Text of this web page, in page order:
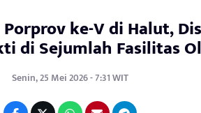
ke-V di Halut,
di Sejumlah Fasilitas
Senin, 25 Mei 2026 - 7:31 WIT